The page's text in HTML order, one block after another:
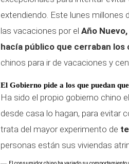
extendiendo. Este lunes millones
las vacaciones por el Año
hacía público que cerraban los
chinos para ir de vacaciones y
El Gobierno pide a los que puedan
Ha sido el propio gobierno chino
desde casa lo hagan, para evitar
trata del mayor experimento de
personas están sus viviendas